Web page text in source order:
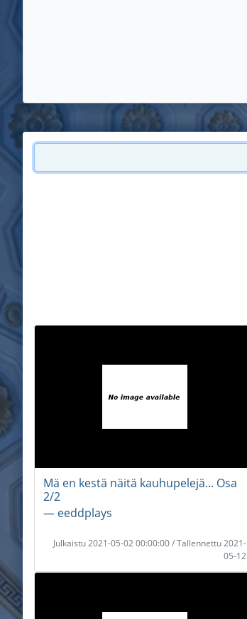
Mä en kestä näitä kauhupelejä... Osa
2/2
― eeddplays
Julkaistu 2021-05-02 00:00:00 / Tallennettu 2021-
05-12